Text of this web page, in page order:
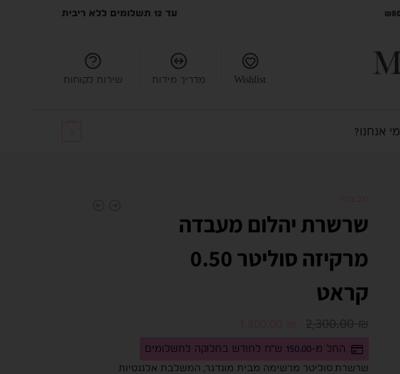
עד 12 תשלומים ללא ריבית
Wishlist
מדריך מידות שירות לקוחות
מי אנחנו?
שרשרת יהלום מעבדה
מרקיזה סוליטר 0.50
קראט
2,300.00₪
החל מ-150.00 ש"ח לחודש בחלוקה לתשלומים
שרשרת סוליטר מרשימה מבית מונדגר, המשלבת אלגנטיות